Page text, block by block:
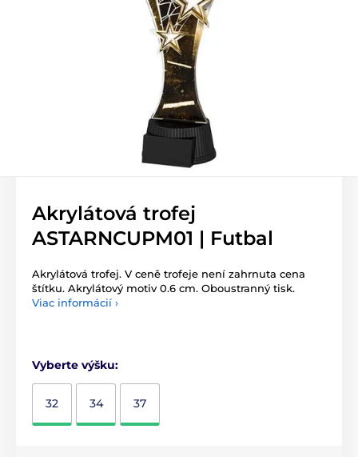
Akrylátová trofej
ASTARNCUPM01 | Futbal
Akrylátová trofej. V ceně trofeje není zahrnuta cena
štítku. Akrylátový motiv 0.6 cm. Oboustranný tisk.
Viac informácií ›
Vyberte výšku:
32 34 37